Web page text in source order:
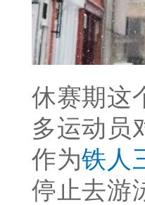
休赛期这
多运动员
作为铁人
停止去游